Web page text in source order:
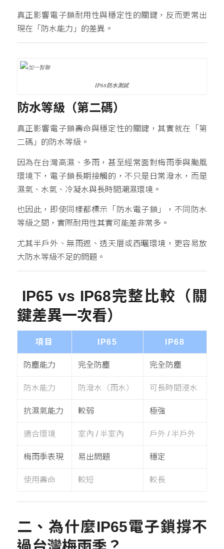
真正影響電子鎖耐用性與穩定性的關鍵，反而更常出
現在「防水能力」的差異。
IP68防水測試
防水等級（第二碼）
真正影響電子鎖壽命與穩定性的關鍵，其實就在「第
二碼」的防水等級。
因為在台灣高濕、多雨，甚至經常面對梅雨季與颱風
環境下，電子鎖長期接觸的，不只是日常潑水，而是
濕氣、水氣、冷凝水與長時間潮濕環境。
也因此，即使同樣都標示「防水電子鎖」，不同防水
等級之間，實際耐用性其實可能差非常多。
尤其半戶外、無雨遮、透天厝或西曬環境，更容易放
大防水等級不足的問題。
IP65 vs IP68完整比較（關
鍵差異一次看）
項目 IP65 IP68
防塵能力 完全防塵 完全防塵
防水能力 防潑水（雨水） 可長時間浸水
抗濕氣能力 較弱 極強
適合環境 室內 / 半室內 戶外 / 半戶外
梅雨季表現 易出問題 穩定
使用壽命 較短 較長
二、為什麼IP65電子鎖撐不